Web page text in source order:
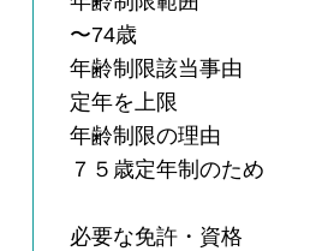
〜74歳
年齢制限該当事由
定年を上限
年齢制限の理由
７５歳定年制のため
必要な免許・資格